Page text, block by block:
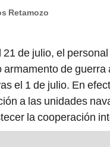
Retamozo
21 de julio, el
armamento de guerra
el 1 de julio. En
a las unidades
la cooperación